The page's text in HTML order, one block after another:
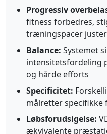
Progressiv
fitness forbedres,
træningspacer
Balance: Systemet
intensitetsfordeling
og hårde efforts
Specificitet:
målretter specifikke
Løbsforudsigelse:
ækvivalente